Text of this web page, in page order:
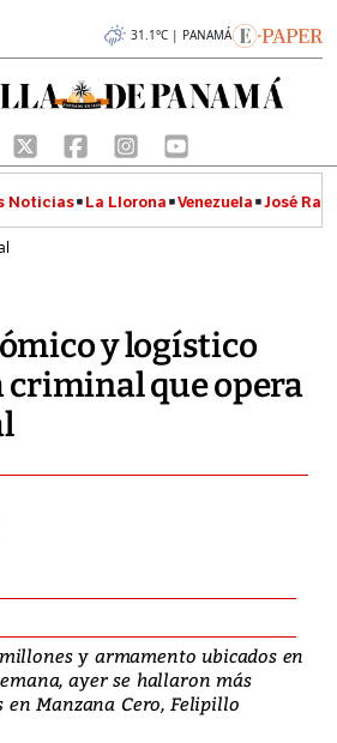
31.1°C | PANAMÁ
Noticias La Llorona Venezuela José
y logístico
criminal que opera
y armamento ubicados en
ayer se hallaron más
Manzana Cero, Felipillo